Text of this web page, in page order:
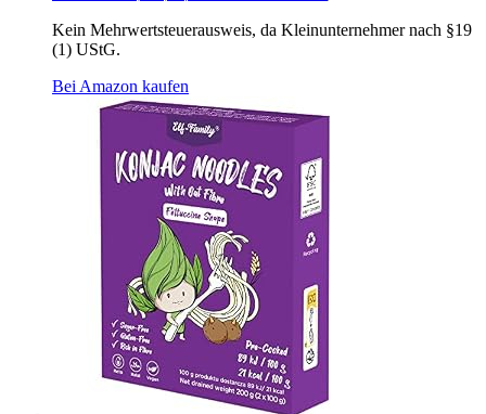
Kein Mehrwertsteuerausweis, da Kleinunternehmer nach §19
(1) UStG.
Bei Amazon kaufen